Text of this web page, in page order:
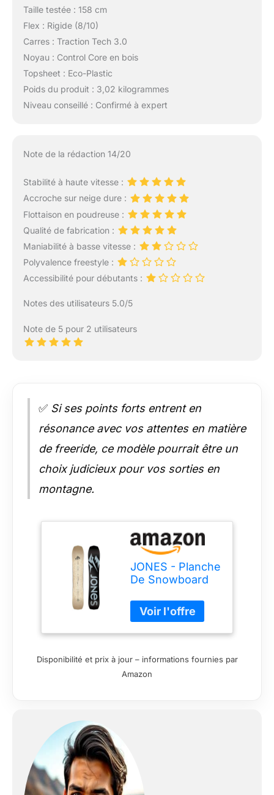
Taille testée : 158 cm
Flex : Rigide (8/10)
Carres : Traction Tech 3.0
Noyau : Control Core en bois
Topsheet : Eco-Plastic
Poids du produit : 3,02 kilogrammes
Niveau conseillé : Confirmé à expert
Note de la rédaction 14/20
Stabilité à haute vitesse :
Accroche sur neige dure :
Flottaison en poudreuse :
Qualité de fabrication :
Maniabilité à basse vitesse :
Polyvalence freestyle :
Accessibilité pour débutants :
Notes des utilisateurs 5.0/5
Note de 5 pour 2 utilisateurs
✅ Si ses points forts entrent en
résonance avec vos attentes en matière
de freeride, ce modèle pourrait être un
choix judicieux pour vos sorties en
montagne.
JONES - Planche
De Snowboard
Homme -
Homme - Taille
158 - Marron
Disponibilité et prix à jour – informations fournies par
Amazon